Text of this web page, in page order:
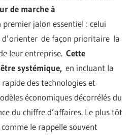
de marche à
premier jalon essentiel : celui
d’orienter de façon prioritaire la
leur entreprise.Cette
systémique,en incluant la
des technologies et
économiques décorrélés du
du chiffre d’affaires. Le plus tôt
le rappelle souvent